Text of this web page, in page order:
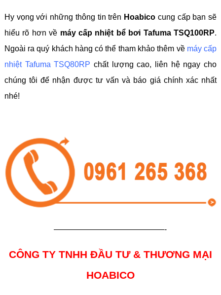
Hy vọng với những thông tin trên Hoabico cung cấp bạn sẽ
hiểu rõ hơn về máy cấp nhiệt bể bơi Tafuma TSQ100RP.
Ngoài ra quý khách hàng có thể tham khảo thêm về máy cấp
nhiệt Tafuma TSQ80RP chất lượng cao, liên hệ ngay cho
chúng tôi để nhận được tư vấn và báo giá chính xác nhất
nhé!
——————————————-
CÔNG TY TNHH ĐẦU TƯ & THƯƠNG MẠI
HOABICO